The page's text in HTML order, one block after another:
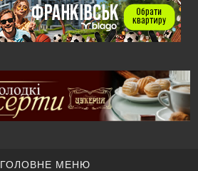
ГОЛОВНЕ МЕНЮ